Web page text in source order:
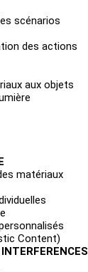
scénarios
des actions
aux objets
matériaux
Content)